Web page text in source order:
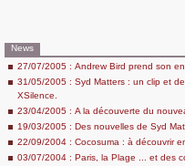
News
27/07/2005 : Andrew Bird prend son
31/05/2005 : Syd Matters : un clip et
XSilence.
23/04/2005 : A la découverte du
19/03/2005 : Des nouvelles de Syd
22/09/2004 : Cocosuma : à découvrir
03/07/2004 : Paris, la Plage ... et des